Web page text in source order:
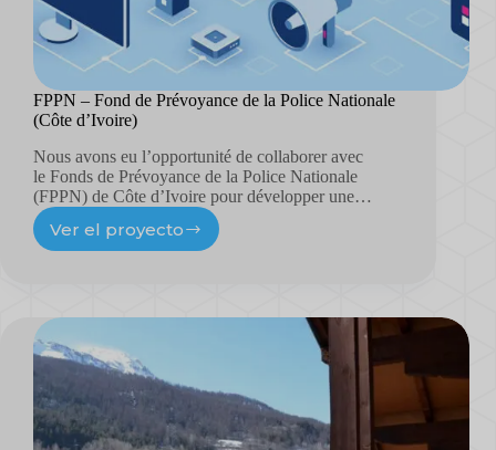
FPPN – Fond de Prévoyance de la Police Nationale
(Côte d’Ivoire)
Nous avons eu l’opportunité de collaborer avec
le Fonds de Prévoyance de la Police Nationale
(FPPN) de Côte d’Ivoire pour développer une…
Ver el proyecto